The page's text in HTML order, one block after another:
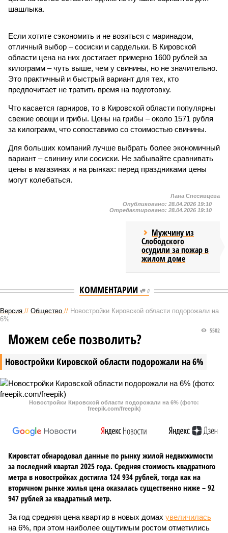
шашлыка.
Если хотите сэкономить и не возиться с маринадом,
отличный выбор – сосиски и сардельки. В Кировской
области цена на них достигает примерно 1600 рублей за
килограмм – чуть выше, чем у свинины, но не значительно.
Это практичный и быстрый вариант для тех, кто
предпочитает не тратить время на подготовку.
Что касается гарниров, то в Кировской области популярны
свежие овощи и грибы. Цены на грибы – около 1571 рубля
за килограмм, что сопоставимо со стоимостью свинины.
Для больших компаний лучше выбрать более экономичный
вариант – свинину или сосиски. Не забывайте сравнивать
цены в магазинах и на рынках: перед праздниками цены
могут колебаться.
Лана Спесивцева
Опубликовано: 28.04.2026 19:10
Отредактировано: 28.04.2026 19:10
Мужчину из
Слободского
осудили за пожар в
жилом доме
КОММЕНТАРИИ 0
Версия // Общество // Новостройки Кировской области подорожали на
6%
Новостройки Кировской области подорожали на 6%
5502
Можем себе позволить?
Новостройки Кировской области подорожали на 6% (фото:
freepik.com/freepik)
Кировстат обнародовал данные по рынку жилой недвижимости
за последний квартал 2025 года. Средняя стоимость квадратного
метра в новостройках достигла 124 934 рублей, тогда как на
вторичном рынке жилья цена оказалась существенно ниже – 92
947 рублей за квадратный метр.
За год средняя цена квартир в новых домах увеличилась
на 6%, при этом наиболее ощутимым ростом отметились